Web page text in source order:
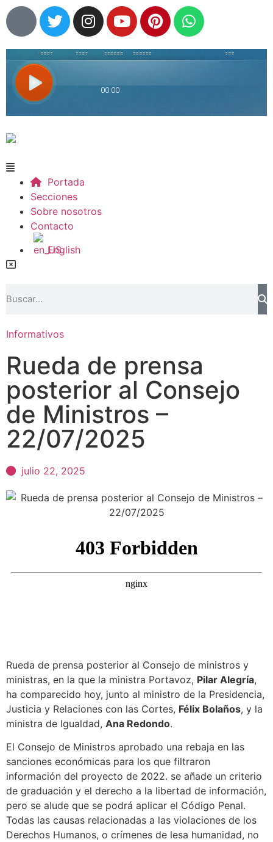
Portada
Secciones
Sobre nosotros
Contacto
English
Informativos
Rueda de prensa
posterior al Consejo
de Ministros –
22/07/2025
julio 22, 2025
Rueda de prensa posterior al Consejo de ministros y
ministras, en la que la ministra Portavoz, Pilar Alegría,
ha comparecido hoy, junto al ministro de la Presidencia,
Justicia y Relaciones con las Cortes, Félix Bolaños, y la
ministra de Igualdad, Ana Redondo.
El Consejo de Ministros aprobado una rebaja en las
sanciones económicas para los que filtraron
información del proyecto de 2022. se añade un criterio
de graduación y el derecho a la libertad de información,
pero se alude que se podrá aplicar el Código Penal.
Todas las causas relacionadas a las violaciones de los
Derechos Humanos, o crímenes de lesa humanidad, no